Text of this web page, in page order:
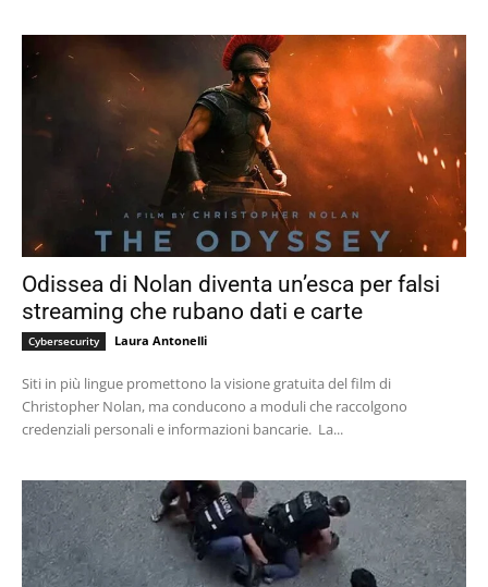
Odissea di Nolan diventa un’esca per falsi
streaming che rubano dati e carte
Cybersecurity Laura Antonelli
Siti in più lingue promettono la visione gratuita del film di
Christopher Nolan, ma conducono a moduli che raccolgono
credenziali personali e informazioni bancarie. La...